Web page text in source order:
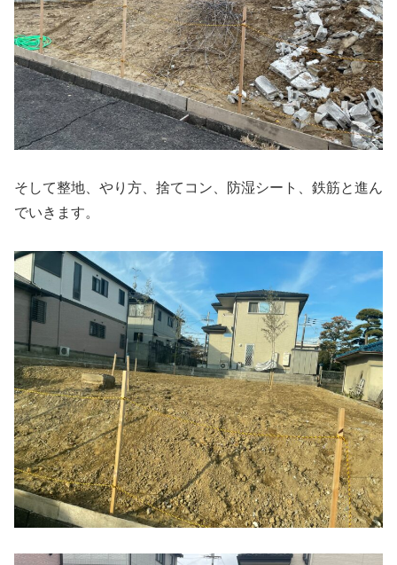
そして整地、やり方、捨てコン、防湿シート、鉄筋と進ん
でいきます。